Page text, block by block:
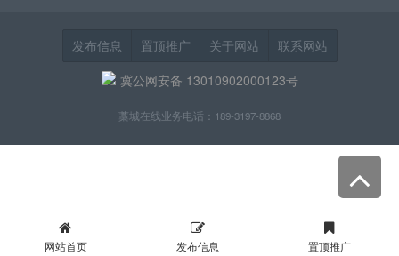
发布信息 置顶推广 关于网站
联系网站
冀公网安备 13010902000123号
藁城在线业务电话：189-3197-8868
网站首页 发布信息 置顶推广